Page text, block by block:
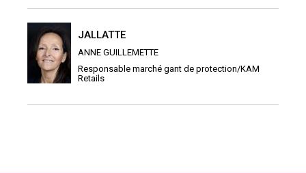
JALLATTE
ANNE GUILLEMETTE
Responsable marché gant de protection/KAM
Retails